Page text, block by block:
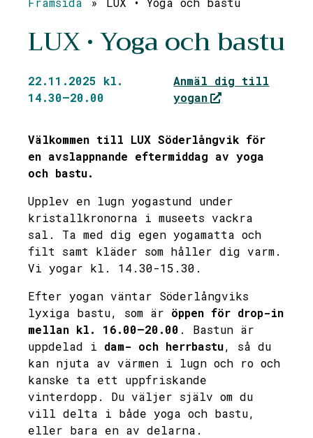
LUX • Yoga och bastu
22.11.2025 kl.
14.30—20.00
Anmäl dig till
yogan
Välkommen till LUX Söderlångvik för
en avslappnande eftermiddag av yoga
och bastu.
Upplev en lugn yogastund under
kristallkronorna i museets vackra
sal. Ta med dig egen yogamatta och
filt samt kläder som håller dig varm.
Vi yogar kl. 14.30-15.30.
Efter yogan väntar Söderlångviks
lyxiga bastu, som är öppen för drop-in
mellan kl. 16.00–20.00 . Bastun är
uppdelad i dam- och herrbastu, så du
kan njuta av värmen i lugn och ro och
kanske ta ett uppfriskande
vinterdopp. Du väljer själv om du
vill delta i både yoga och bastu,
eller bara en av delarna.